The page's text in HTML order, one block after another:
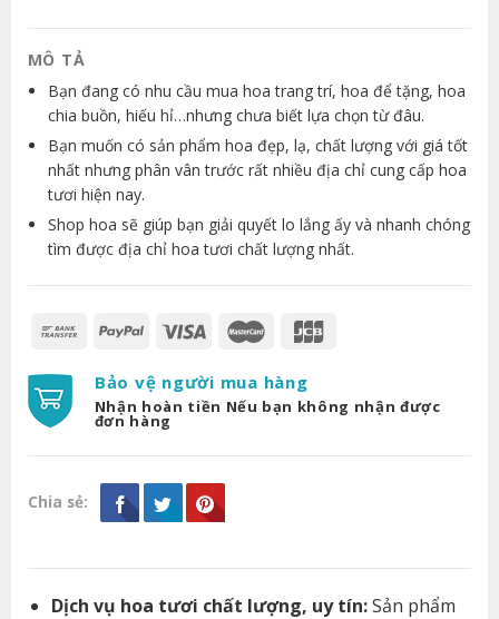
MÔ TẢ
Bạn đang có nhu cầu mua hoa trang trí, hoa để tặng, hoa
chia buồn, hiếu hỉ…nhưng chưa biết lựa chọn từ đâu.
Bạn muốn có sản phẩm hoa đẹp, lạ, chất lượng với giá tốt
nhất nhưng phân vân trước rất nhiều địa chỉ cung cấp hoa
tươi hiện nay.
Shop hoa sẽ giúp bạn giải quyết lo lắng ấy và nhanh chóng
tìm được địa chỉ hoa tươi chất lượng nhất.
Bảo vệ người mua hàng
Nhận hoàn tiền Nếu bạn không nhận được
đơn hàng
Chia sẻ:
Dịch vụ hoa tươi chất lượng, uy tín:Sản phẩm